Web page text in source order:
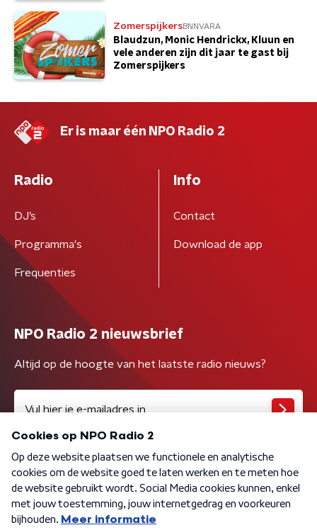
ZomerspijkersBNNVARA
Blaudzun, Monic Hendrickx, Kluun en
vele anderen zijn dit jaar te gast bij
Zomerspijkers
Er is maar één NPO Radio 2
Radio
DJ’s
Programma's
Frequenties
Info
Contact
Download de app
NPO Radio 2 nieuwsbrief
Altijd op de hoogte van het laatste radio nieuws?
Algemene voorwaarden